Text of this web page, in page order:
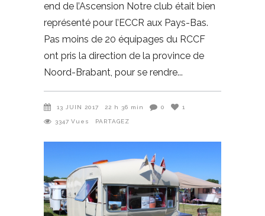
end de l’Ascension Notre club était bien
représenté pour l’ECCR aux Pays-Bas.
Pas moins de 20 équipages du RCCF
ont pris la direction de la province de
Noord-Brabant, pour se rendre
13 JUIN 2017 22 h 36 min 0 1
3347 Vues PARTAGEZ